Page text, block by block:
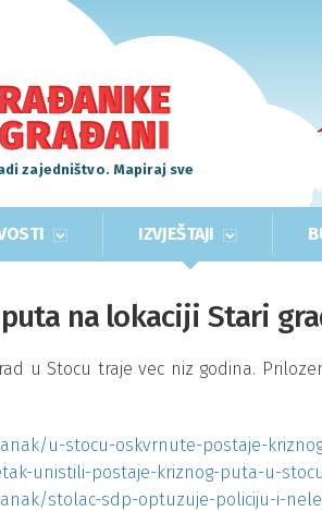
zajedništvo. Mapiraj sve
IZVJEŠTAJI
na lokaciji Stari
u Stocu traje vec niz godina.
u-stocu-oskvrnute-postaje-
unistili-postaje-kriznog-puta-u-
stolac-sdp-optuzuje-policiju-i-